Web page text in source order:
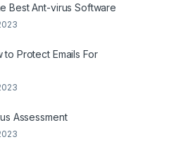
Best Ant-virus Software
to Protect Emails For
Assessment